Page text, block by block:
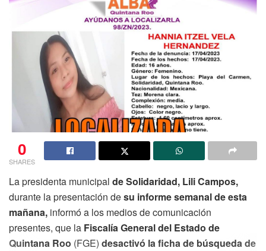
0
SHARES
La presidenta municipal de Solidaridad, Lili Campos,
durante la presentación desu informe semanal de esta
mañana, informó a los medios de comunicación
presentes, que la Fiscalía General del Estado de
Quintana Roo (FGE) desactivó la ficha de búsqueda de